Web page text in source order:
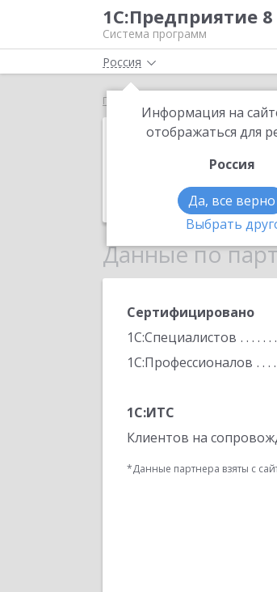
1С:Предприятие 8
Система программ
Россия
Информация на
отображаться для
Россия
Да, все верно
Выбрать
Главная
ЮНИ
610018,
Телефон: (8332) 26-4852
Данные по
Сертифицировано
1С:Специалистов
1С:Профессионалов
1С:ИТС
Клиентов на
*Данные партнера взяты с